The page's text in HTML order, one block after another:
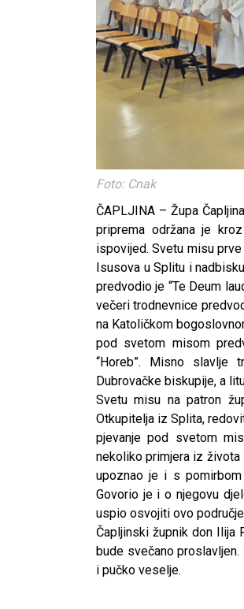
Foto: Cnak
ČAPLJINA – Župa
priprema održana je
ispovijed. Svetu misu
Isusova u Splitu i
predvodio je “Te Deum
večeri trodnevnice
na Katoličkom
pod svetom misom
“Horeb”. Misno slavlje
Dubrovačke biskupije, a
Svetu misu na patron
Otkupitelja iz Splita,
pjevanje pod svetom
nekoliko primjera iz
upoznao je i s
Govorio je i o njegovu
uspio osvojiti ovo
Čapljinski župnik don Ilija
bude svečano
i pučko veselje.